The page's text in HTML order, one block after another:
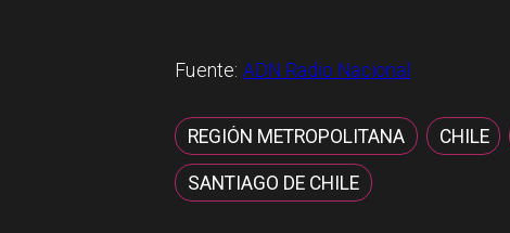
Fuente: ADN Radio Nacional
REGIÓN METROPOLITANA CHILE
SANTIAGO DE CHILE